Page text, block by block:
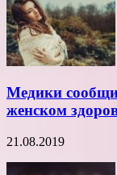
Медики
женском
21.08.2019